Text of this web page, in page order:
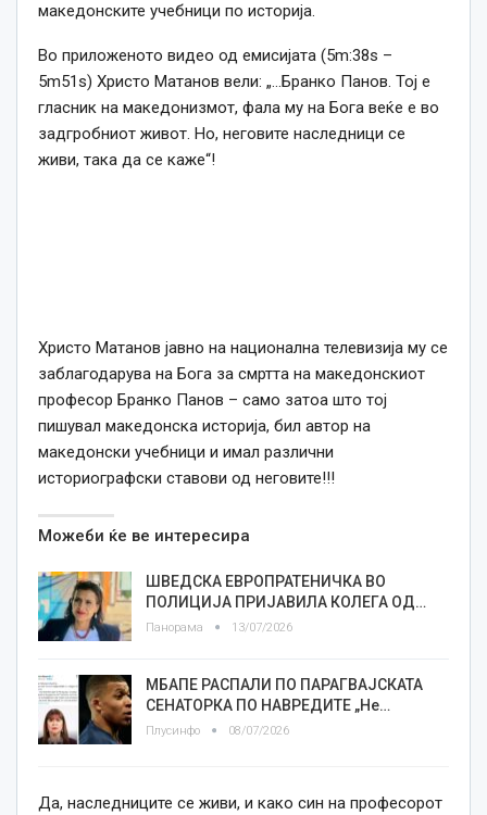
македонските учебници по историја.
Во приложеното видео од емисијата (5m:38s –
5m51s) Христо Матанов вели: „…Бранко Панов. Тој е
гласник на македонизмот, фала му на Бога веќе е во
задгробниот живот. Но, неговите наследници се
живи, така да се каже“!
Христо Матанов јавно на национална телевизија му се
заблагодарува на Бога за смртта на македонскиот
професор Бранко Панов – само затоа што тој
пишувал македонска историја, бил автор на
македонски учебници и имал различни
историографски ставови од неговите!!!
Можеби ќе ве интересира
ШВЕДСКА ЕВРОПРАТЕНИЧКА ВО
ПОЛИЦИЈА ПРИЈАВИЛА КОЛЕГА ОД…
Панорама 13/07/2026
МБАПЕ РАСПАЛИ ПО ПАРАГВАЈСКАТА
СЕНАТОРКА ПО НАВРЕДИТЕ „Не…
Плусинфо 08/07/2026
Да, наследниците се живи, и како син на професорот